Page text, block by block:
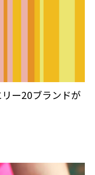
ー20ブランドが